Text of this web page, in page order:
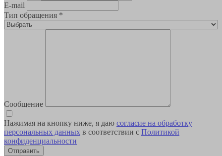
E-mail
Тип обращения *
Сообщение
Нажимая на кнопку ниже, я даю согласие на обработку
персональных данных в соответствии с Политикой
конфиденциальности